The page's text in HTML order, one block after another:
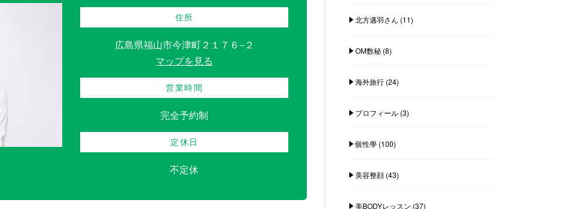
住所
広島県福山市今津町２１７６−２
マップを見る
営業時間
完全予約制
定休日
不定休
北方邁羽さん (11)
OM数秘(8)
海外旅行(24)
プロフィール(3)
個性學(100)
美容整顔(43)
美BODYレッスン (37)